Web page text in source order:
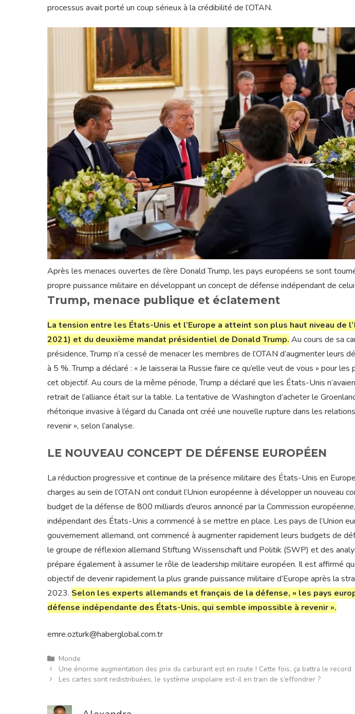
processus avait porté un coup sérieux à la crédibilité de l’OTAN.
Après les menaces ouvertes de l’ère Donald Trump, les pays européens se sont
propre puissance militaire en développant un concept de défense indépendant de
Trump, menace publique et éclatement
La tension entre les États-Unis et l’Europe a atteint son plus haut niveau de
2021) et du deuxième mandat présidentiel de Donald Trump. Au cours de sa
présidence, Trump n’a cessé de menacer les membres de l’OTAN d’augmenter leurs
à 5 %. Trump a déclaré : « Je laisserai la Russie faire ce qu’elle veut de vous » pour
cet objectif. Au cours de la même période, Trump a déclaré que les États-Unis
retrait de l’alliance était sur la table. La tentative de Washington d’acheter le
rhétorique invasive à l’égard du Canada ont créé une nouvelle rupture dans les
revenir », selon l’analyse.
LE NOUVEAU CONCEPT DE DÉFENSE EUROPÉEN
La réduction progressive et continue de la présence militaire des États-Unis en
charges au sein de l’OTAN ont conduit l’Union européenne à développer un nouveau
budget de la défense de 800 milliards d’euros annoncé par la Commission
indépendant des États-Unis a commencé à se mettre en place. Les pays de l’Union
gouvernement allemand, ont commencé à augmenter rapidement leurs budgets de
le groupe de réflexion allemand Stiftung Wissenschaft und Politik (SWP) et des
prépare également à assumer le rôle de leadership militaire européen. Il est affirmé
objectif de devenir rapidement la plus grande puissance militaire d’Europe après la
2023. Selon les experts allemands et français de la défense, « les pays
défense indépendante des États-Unis, qui semble impossible à revenir ».
emre.ozturk@haberglobal.com.tr
Catégories
Monde
Une énorme augmentation des prix du carburant est en route ! Cette fois, ça battra le record
Les cartes sont redistribuées, le système unipolaire est-il en train de s’effondrer ?